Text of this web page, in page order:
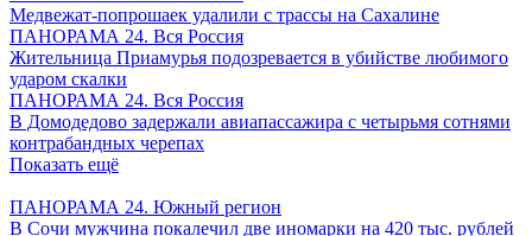
Медвежат-попрошаек удалили с трассы на Сахалине
ПАНОРАМА 24. Вся Россия
Жительница Приамурья подозревается в убийстве любимого
ударом скалки
ПАНОРАМА 24. Вся Россия
В Домодедово задержали авиапассажира с четырьмя сотнями
контрабандных черепах
Показать ещё
ПАНОРАМА 24. Южный регион
В Сочи мужчина покалечил две иномарки на 420 тыс. рублей